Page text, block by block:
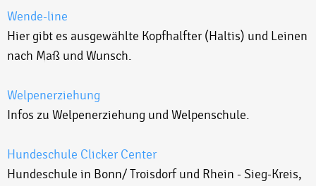
Wende-line
Hier gibt es ausgewählte Kopfhalfter (Haltis) und Leinen
nach Maß und Wunsch.
Welpenerziehung
Infos zu Welpenerziehung und Welpenschule.
Hundeschule Clicker Center
Hundeschule in Bonn/ Troisdorf und Rhein - Sieg-Kreis,